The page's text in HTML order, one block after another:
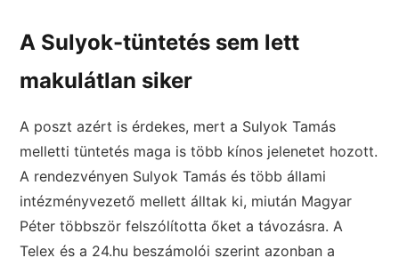
A Sulyok-tüntetés sem lett
makulátlan siker
A poszt azért is érdekes, mert a Sulyok Tamás
melletti tüntetés maga is több kínos jelenetet hozott.
A rendezvényen Sulyok Tamás és több állami
intézményvezető mellett álltak ki, miután Magyar
Péter többször felszólította őket a távozásra. A
Telex és a 24.hu beszámolói szerint azonban a